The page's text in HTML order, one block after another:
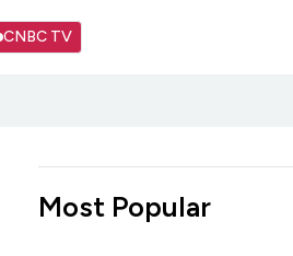
CNBC TV
Most Popular